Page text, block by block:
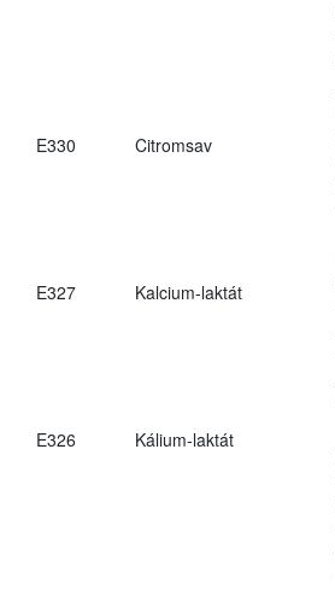
E330 Citromsav
E327 Kalcium-laktát
E326 Kálium-laktát